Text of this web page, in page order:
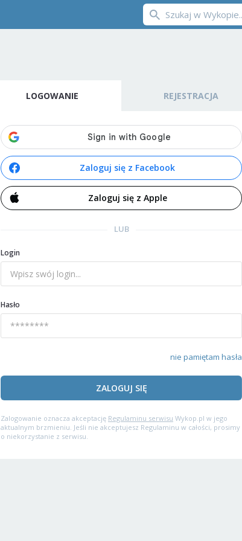
LOGOWANIE REJESTRACJA
Zaloguj się z Facebook
Zaloguj się z Apple
LUB
Login
Hasło
nie pamiętam hasła
ZALOGUJ SIĘ
Zalogowanie oznacza akceptację Regulaminu serwisu Wykop.pl w jego
aktualnym brzmieniu. Jeśli nie akceptujesz Regulaminu w całości, prosimy
o niekorzystanie z serwisu.